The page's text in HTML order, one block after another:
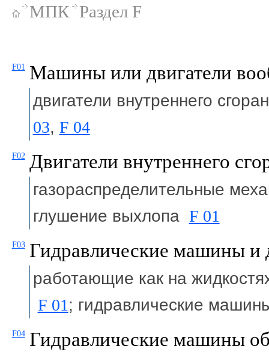
МПК Раздел F
F01 Машины или двигатели
двигатели внутреннего
03, F 04
F02 Двигатели внутреннего
газораспределительные
глушение выхлопа F 01
F03 Гидравлические машины и
работающие как на
F 01 ; гидравлические
F04 Гидравлические машины